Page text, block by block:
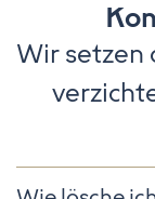
Wir setzen